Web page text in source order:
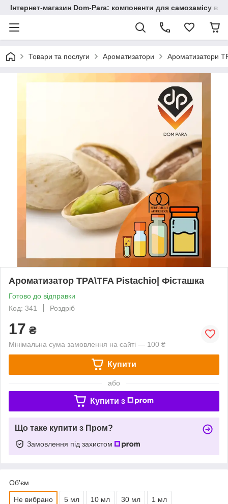
Інтернет-магазин Dom-Para: компоненти для самозамісу
Товари та послуги Ароматизатори Ароматизатори
Ароматизатор TPA\TFA Pistachio| Фісташка
Готово до відправки
Код: 341
Роздріб
17 ₴
Мінімальна сума замовлення на сайті — 100 ₴
Купити
або
Купити з
Що таке купити з Пром?
Замовлення під захистом
Об'єм
Не вибрано 5 мл 10 мл 30 мл 1 мл